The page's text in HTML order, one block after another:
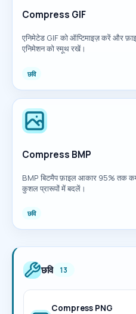
Compress GIF
एनिमेटेड GIF को ऑप्टिमाइज़ करें और
एनिमेशन को स्मूथ रखें।
छवि
Compress BMP
BMP बिटमैप फ़ाइल आकार 95% तक
कुशल प्रारूपों में बदलें।
छवि
छवि 13
Compress PNG